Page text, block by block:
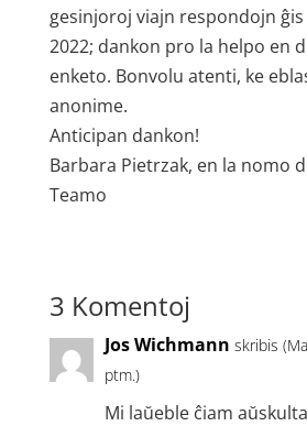
gesinjoroj viajn respondojn
2022; dankon pro la helpo en
enketo. Bonvolu atenti, ke
anonime.
Anticipan dankon!
Barbara Pietrzak, en la nomo
Teamo
3 Komentoj
Jos Wichmann skribis
ptm.)
Mi laŭeble ĉiam